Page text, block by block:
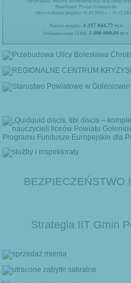
BEZPIECZEŃSTWO
Strategia IIT Gmin